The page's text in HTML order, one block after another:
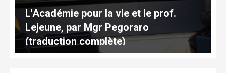
L'Académie pour la vie et le prof.
Lejeune, par Mgr Pegoraro
(traduction complète)